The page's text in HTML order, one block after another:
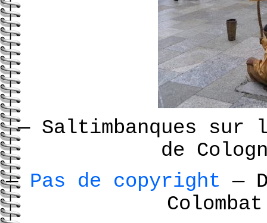
—Saltimbanques sur
de
— Pas de copyright—